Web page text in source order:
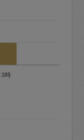
時